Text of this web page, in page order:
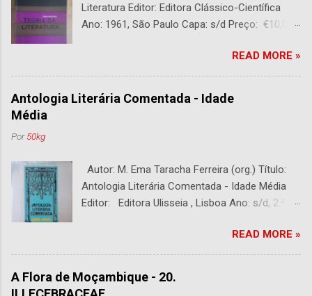
Literatura Editor: Editora Clássico-Científica
Ano: 1961, São Paulo Capa: s/d Preço: €10,00
READ MORE »
Antologia Literária Comentada - Idade
Média
Por50kg
Autor: M. Ema Taracha Ferreira (org.) Título:
Antologia Literária Comentada - Idade Média
Editor: Editora Ulisseia , Lisboa Ano: s/d, 2.ª
Com alguns sublinhados a lapiseira. Usado.
Com 252 páginas.
READ MORE »
A Flora de Moçambique - 20.